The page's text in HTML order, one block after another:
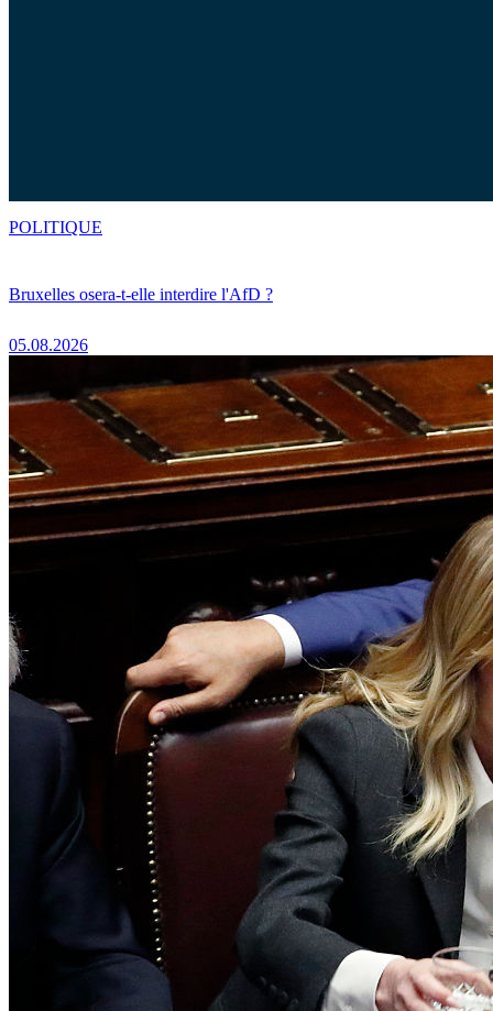
Bruxelles osera-t-elle interdire l'AfD ?
05.08.2026
POLITIQUE